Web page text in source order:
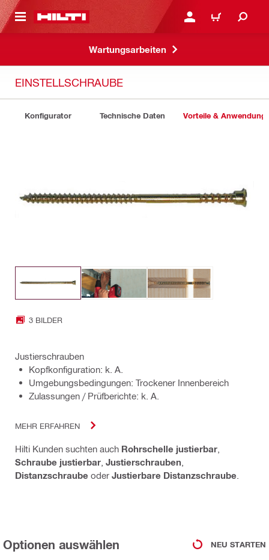
ANMELDEN ODER
WARENKORB
Wartungsarbeiten
EINSTELLSCHRAUBE
Konfigurator Technische Daten Vorteile &
3 BILDER
Justierschrauben
Kopfkonfiguration: k. A.
Umgebungsbedingungen: Trockener Innenbereich
Zulassungen / Prüfberichte: k. A.
MEHR ERFAHREN
Hilti Kunden suchten auch Rohrschelle justierbar
Schraube justierbar Justierschrauben
Distanzschraube oder Justierbare Distanzschraube
Optionen auswählen NEU STARTEN